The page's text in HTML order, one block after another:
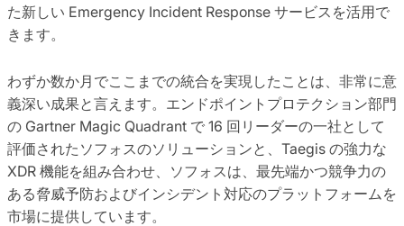
た新しい Emergency Incident Response サービスを活用で
きます。
わずか数か月でここまでの統合を実現したことは、非常に意
義深い成果と言えます。エンドポイントプロテクション部門
の Gartner Magic Quadrant で 16 回リーダーの一社として
評価されたソフォスのソリューションと、Taegis の強力な
XDR 機能を組み合わせ、ソフォスは、最先端かつ競争力の
ある脅威予防およびインシデント対応のプラットフォームを
市場に提供しています。